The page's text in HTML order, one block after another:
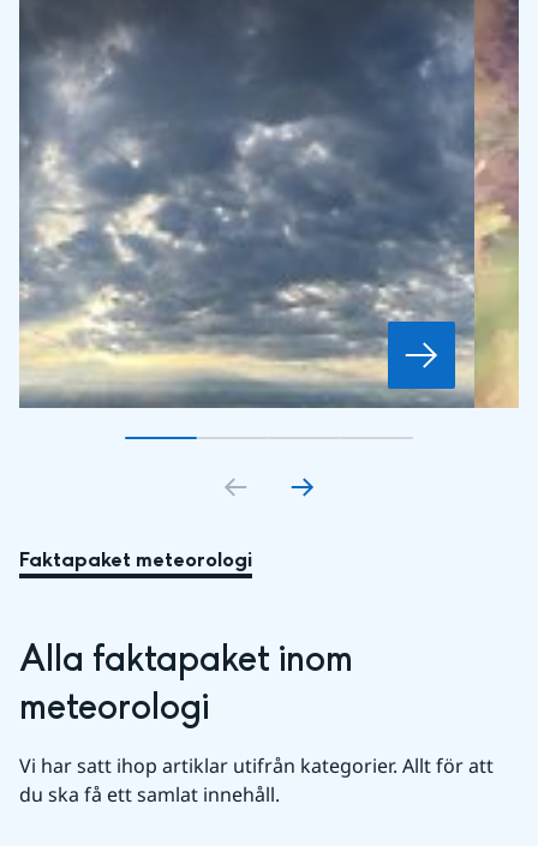
Gå till bildkort1
Gå till bildkort2
Gå till bildkort3
Gå till bildkort
Faktapaket meteorologi
Alla faktapaket inom
meteorologi
Vi har satt ihop artiklar utifrån kategorier. Allt för att
du ska få ett samlat innehåll.